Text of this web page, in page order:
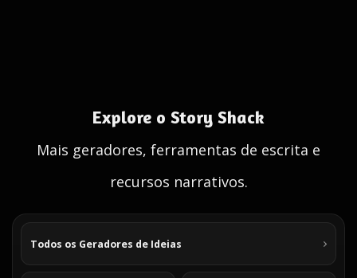
Explore o Story Shack
Mais geradores, ferramentas de escrita e
recursos narrativos.
Todos os Geradores de Ideias